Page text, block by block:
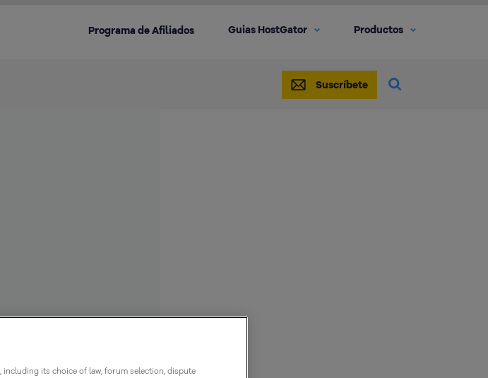
Programa de Afiliados Guias HostGator Productos
Suscríbete
, including its choice of law, forum selection, dispute